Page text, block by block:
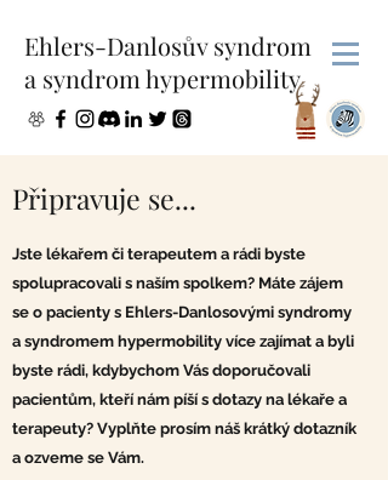
Ehlers-Danlosův syndrom
a syndrom hypermobility
Připravuje se...
Jste lékařem či terapeutem a rádi byste
spolupracovali s naším spolkem? Máte zájem
se o pacienty s Ehlers-Danlosovými syndromy
a syndromem hypermobility více zajímat a byli
byste rádi, kdybychom Vás doporučovali
pacientům, kteří nám píší s dotazy na lékaře a
terapeuty? Vyplňte prosím náš krátký dotazník
a ozveme se Vám.